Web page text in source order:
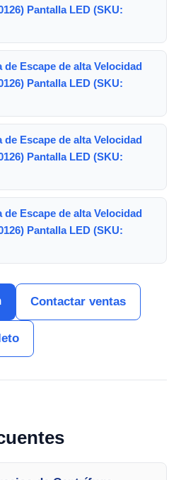
Pantalla LED (SKU:
Escape de alta Velocidad
Pantalla LED (SKU:
Escape de alta Velocidad
Pantalla LED (SKU:
Escape de alta Velocidad
Pantalla LED (SKU:
Contactar ventas